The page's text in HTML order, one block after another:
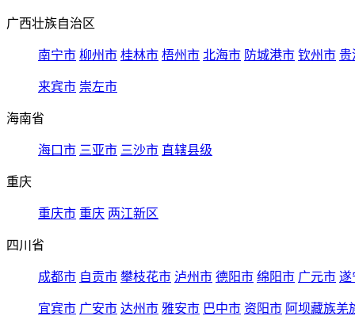
广西壮族自治区
南宁市 柳州市 桂林市 梧州市 北海市 防城港市 钦州市 贵
来宾市 崇左市
海南省
海口市 三亚市 三沙市 直辖县级
重庆
重庆市 重庆 两江新区
四川省
成都市 自贡市 攀枝花市 泸州市 德阳市 绵阳市 广元市 遂
宜宾市 广安市 达州市 雅安市 巴中市 资阳市 阿坝藏族羌